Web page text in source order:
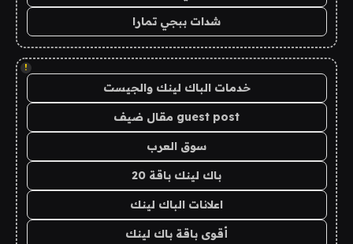
شدات ببجي تمارا
!
خدمات الباك لينك والجيست
guest post مقال ضيف
سوق العرب
باك لينك باقة 20
اعلانات الباك لينك
أقوى باقة باك لينك